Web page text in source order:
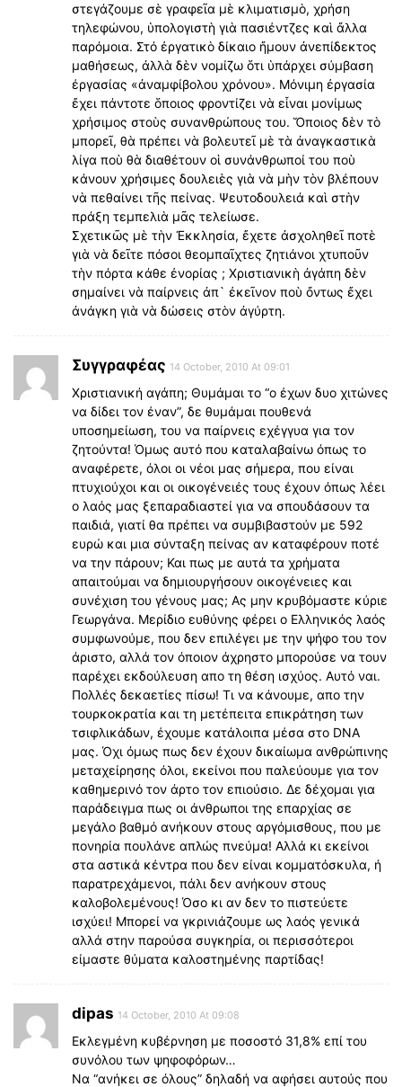
στεγάζουμε σὲ γραφεῖα μὲ κλιματισμὸ, χρήση
τηλεφώνου, ὑπολογιστὴ γιὰ πασιέντζες καὶ ἄλλα
παρόμοια. Στό ἐργατικὸ δίκαιο ἤμουν ἀνεπίδεκτος
μαθήσεως, ἀλλὰ δὲν νομίζω ὅτι ὑπάρχει σύμβαση
έργασίας «ἀναμφίβολου χρόνου». Μόνιμη ἐργασία
ἔχει πάντοτε ὅποιος φροντίζει νὰ εἶναι μονίμως
χρήσιμος στοὺς συνανθρώπους του. Ὅποιος δὲν τὸ
μπορεῖ, θὰ πρέπει νὰ βολευτεῖ μὲ τὰ ἀναγκαστικὰ
λίγα ποὺ θὰ διαθέτουν οἱ συνάνθρωποί του ποὺ
κάνουν χρήσιμες δουλειὲς γιὰ νὰ μὴν τὸν βλέπουν
νὰ πεθαίνει τῆς πείνας. Ψευτοδουλειά καὶ στὴν
πράξη τεμπελιὰ μᾶς τελείωσε.
Σχετικῶς μὲ τὴν Ἐκκλησία, ἔχετε ἀσχοληθεῖ ποτὲ
γιὰ νὰ δεῖτε πόσοι θεομπαῖχτες ζητιάνοι χτυποῦν
τὴν πόρτα κάθε ἐνορίας ; Χριστιανικὴ ἀγάπη δὲν
σημαίνει νὰ παίρνεις ἀπ` ἐκεῖνον ποὺ ὄντως ἔχει
ἀνάγκη γιὰ νὰ δώσεις στὸν ἀγύρτη.
Συγγραφέας 14 October, 2010 At 09:01
Χριστιανική αγάπη; Θυμάμαι το “ο έχων δυο χιτώνες
να δίδει τον έναν”, δε θυμάμαι πουθενά
υποσημείωση, του να παίρνεις εχέγγυα για τον
ζητούντα! Όμως αυτό που καταλαβαίνω όπως το
αναφέρετε, όλοι οι νέοι μας σήμερα, που είναι
πτυχιούχοι και οι οικογένειές τους έχουν όπως λέει
ο λαός μας ξεπαραδιαστεί για να σπουδάσουν τα
παιδιά, γιατί θα πρέπει να συμβιβαστούν με 592
ευρώ και μια σύνταξη πείνας αν καταφέρουν ποτέ
να την πάρουν; Και πως με αυτά τα χρήματα
απαιτούμαι να δημιουργήσουν οικογένειες και
συνέχιση του γένους μας; Ας μην κρυβόμαστε κύριε
Γεωργάνα. Μερίδιο ευθύνης φέρει ο Ελληνικός λαός
συμφωνούμε, που δεν επιλέγει με την ψήφο του τον
άριστο, αλλά τον όποιον άχρηστο μπορούσε να τουν
παρέχει εκδούλευση απο τη θέση ισχύος. Αυτό ναι.
Πολλές δεκαετίες πίσω! Τι να κάνουμε, απο την
τουρκοκρατία και τη μετέπειτα επικράτηση των
τσιφλικάδων, έχουμε κατάλοιπα μέσα στο DNA
μας. Όχι όμως πως δεν έχουν δικαίωμα ανθρώπινης
μεταχείρησης όλοι, εκείνοι που παλεύουμε για τον
καθημερινό τον άρτο τον επιούσιο. Δε δέχομαι για
παράδειγμα πως οι άνθρωποι της επαρχίας σε
μεγάλο βαθμό ανήκουν στους αργόμισθους, που με
πονηρία πουλάνε απλώς πνεύμα! Αλλά κι εκείνοι
στα αστικά κέντρα που δεν είναι κομματόσκυλα, ή
παρατρεχάμενοι, πάλι δεν ανήκουν στους
καλοβολεμένους! Όσο κι αν δεν το πιστεύετε
ισχύει! Μπορεί να γκρινιάζουμε ως λαός γενικά
αλλά στην παρούσα συγκηρία, οι περισσότεροι
είμαστε θύματα καλοστημένης παρτίδας!
dipas 14 October, 2010 At 09:08
Εκλεγμένη κυβέρνηση με ποσοστό 31,8% επί του
συνόλου των ψηφοφόρων…
Να “ανήκει σε όλους” δηλαδή να αφήσει αυτούς που